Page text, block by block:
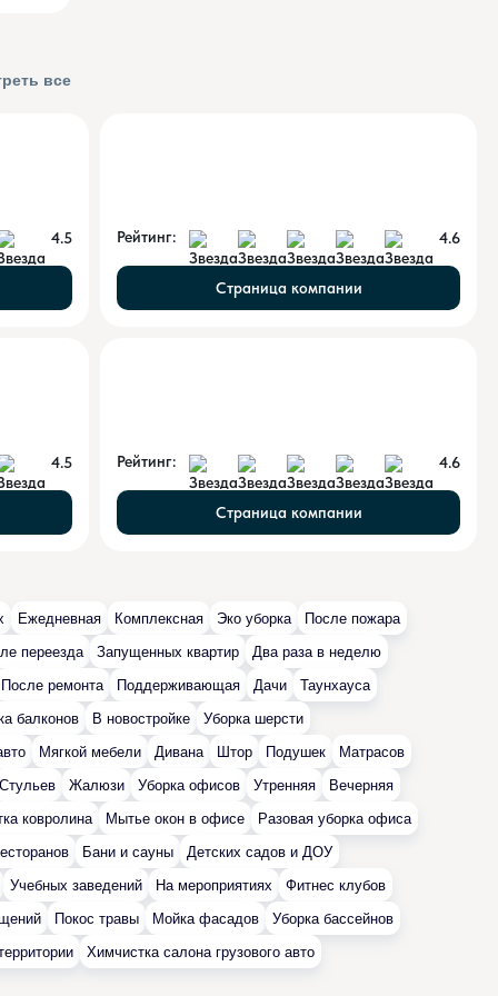
все
4.5 Рейтинг: 4.6
Страница компании
4.5 Рейтинг: 4.6
Страница компании
Ежедневная Комплексная Эко уборка
После пожара
переезда
Запущенных квартир
Два раза в неделю
После ремонта
Поддерживающая Дачи
Таунхауса
балконов
В новостройке
Уборка шерсти
Мягкой мебели Дивана Штор Подушек
Матрасов
Стульев
Жалюзи Уборка офисов Утренняя
Вечерняя
ковролина
Мытье окон в офисе
Разовая уборка офиса
Бани и сауны
Детских садов и ДОУ
Учебных заведений
На мероприятиях
Фитнес клубов
Покос травы Мойка фасадов
Уборка бассейнов
Химчистка салона грузового авто